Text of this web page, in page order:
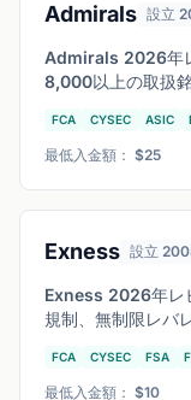
Admirals 設立
Admirals 2026年
8,000以上の取扱
座で取引したいト
説。
FCA CYSEC ASIC
最低入金額： $25
Exness 設立
Exness 2026年レ
規制、無制限レバ
し、Exnessが最
FCA CYSEC FSA
最低入金額： $10